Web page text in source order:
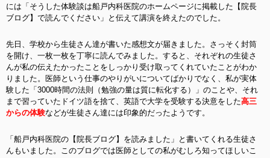
には「そうした体験談は船戸内科医院のホームページに掲載した【院長
ブログ】で読んでください」と伝えて講演を終えたのでした。
先日、学校から生徒さん達が書いた感想文が届きました。さっそく封筒
を開け、一枚一枚を丁寧に読んでみました。すると、それぞれの生徒さ
んが私の伝えたかったことをしっかり受け取ってくれていたことがわか
りました。医師という仕事のやりがいについてばかりでなく、私が実体
験した「3000時間の法則（勉強の量は質に転化する）」のことや、それ
まで習っていたドイツ語を捨て、英語で大学を受験する決意をした高三
からの体験などが生徒さん達には印象的だったようです。
「船戸内科医院の【院長ブログ】を読みました」と書いてくれる生徒さ
んもいました。このブログでは医師としての私がむしろ知ってほしいこ